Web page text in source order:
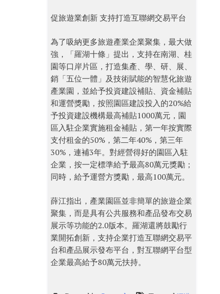
促旅遊業創新 支持打造互聯網交易平台
為了吸納更多旅遊產業企業聚集，最大做
強，「羅湖十條」提出，支持在南湖、桂
園等口岸片區，打造集產、學、研、展、
銷「五位一體」及技術賦能的智慧化旅遊
產業園，並給予投資建設補貼、資金補貼
和運營獎勵，按照園區建設投入的20%給
予投資建設機構最高補貼1000萬元，園
區入駐企業實施租金補貼，第一年按實際
支付租金的50%，第二年40%，第三年
30%，連補3年。對經營得好的園區入駐
企業，按一定標準給予最高80萬元獎勵；
同時，給予運營方獎勵，最高100萬元。
薛江指出，產業園區並非簡單的旅遊企業
聚集，而是具有公共服務和產品發布交易
展示等功能的2.0版本。羅湖還將鼓勵行
業開拓創新，支持企業打造互聯網交易平
台和產品展示發布平台，對互聯網平台型
企業最高給予80萬元扶持。